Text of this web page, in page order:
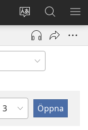
Ändra
webbplatsens
språk
Logga
(öppnar
fönster)
Sök
på
jw.org
Kapitel